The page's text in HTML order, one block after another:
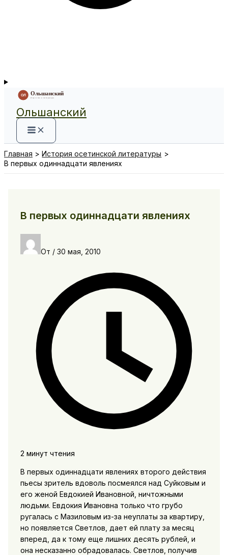
Ольшанский
Главная
История осетинской литературы
В первых одиннадцати явлениях
В первых одиннадцати явлениях
От / 30 мая, 2010
2 минут чтения
В первых одиннадцати явлениях второго действия
пьесы зритель вдоволь посмеялся над Суйковым и
его женой Евдокией Ивановной, ничтожными
людьми. Евдокия Ивановна только что грубо
ругалась с Мазиловым из-за неуплаты за квартиру,
но появляется Светлов, дает ей плату за месяц
вперед, да к тому еще лишних десять рублей, и
она несказанно обрадовалась. Светлов, получив